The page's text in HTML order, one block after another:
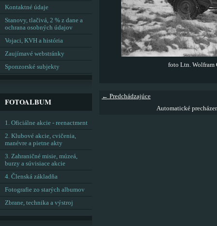
foto Ltn. Wolfram
← Predchádzajúce
Automatické
Kontaktné údaje
Stanovy, tlačivá, 2 % z dane a
ochrana osobných údajov
Vojaci, KVH a história
Zaujímavé webstránky
Sponzorské subjekty
FOTOALBUM
1. Oficiálne akcie - reenactment
2. Klubové akcie, cvičenia,
manévre a pietne akty
3. Zahraničné misie, múzeá,
burzy a súvisiace akcie
4. Členská základňa
Fotografie zo starých albumov
Zbrane, technika a výstroj